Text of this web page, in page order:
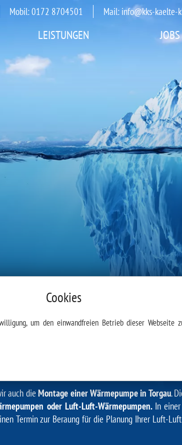
Mobil: 0172 8704501 Mail: info@kks-kaelte-
LEISTUNGEN
LUFT-WASSER-
auch dieMontage einer Wärmepumpe in Torgau.
oder Luft-Luft-Wärmepumpen. In
Termin zur Beraung für die Planung Ihrer Luft-
Cookies
um den einwandfreien Betrieb dieser